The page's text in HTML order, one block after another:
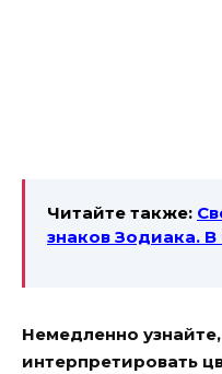
Читайте также:
знаков Зодиака.
Немедленно
интерпретировать